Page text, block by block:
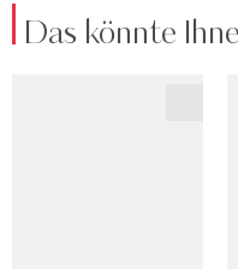
Das könnte